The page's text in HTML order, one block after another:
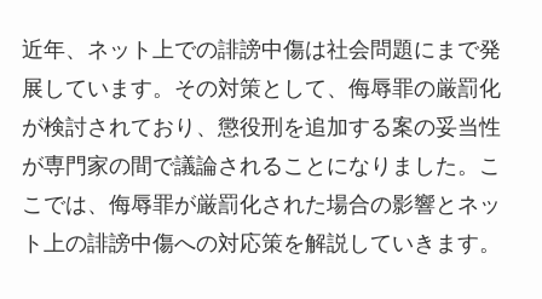
近年、ネット上での誹謗中傷は社会問題にまで発
展しています。その対策として、侮辱罪の厳罰化
が検討されており、懲役刑を追加する案の妥当性
が専門家の間で議論されることになりました。こ
こでは、侮辱罪が厳罰化された場合の影響とネッ
ト上の誹謗中傷への対応策を解説していきます。